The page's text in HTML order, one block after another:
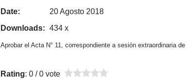
Date:
20 Agosto 2018
Downloads: 434 x
Aprobar el Acta N° 11, correspondiente a sesión extraordinaria
Rating: 0 / 0 vote